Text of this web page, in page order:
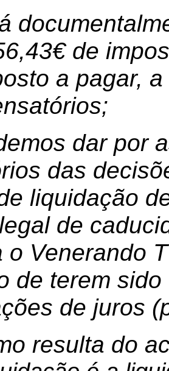
de
a pagar,
dar por
das
liquidação
de
o Venerando
de terem
de juros
resulta do